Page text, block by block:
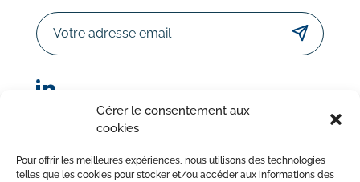
Gérer le consentement aux
cookies
Pour offrir les meilleures expériences, nous utilisons des technologies
telles que les cookies pour stocker et/ou accéder aux informations des
Email
© Sorodist 2023 – Tous droits réservés | Réalisation :
AttrapTemps|Mentions légales|Politique de confidentialité